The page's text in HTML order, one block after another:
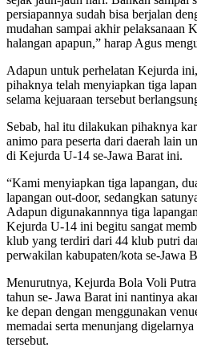
persiapannya sudah bisa berjalan
mudahan sampai akhir pelaksanaan
halangan apapun,” harap Agus
Adapun untuk perhelatan Kejurda
pihaknya telah menyiapkan tiga
selama kejuaraan tersebut
Sebab, hal itu dilakukan pihaknya
animo para peserta dari daerah lain
di Kejurda U-14 se-Jawa Barat ini.
“Kami menyiapkan tiga lapangan,
lapangan out-door, sedangkan
Adapun digunakannnya tiga
Kejurda U-14 ini begitu sangat
klub yang terdiri dari 44 klub putri
perwakilan kabupaten/kota se-Jawa
Menurutnya, Kejurda Bola Voli
tahun se- Jawa Barat ini nantinya
ke depan dengan menggunakan
memadai serta menunjang
tersebut.